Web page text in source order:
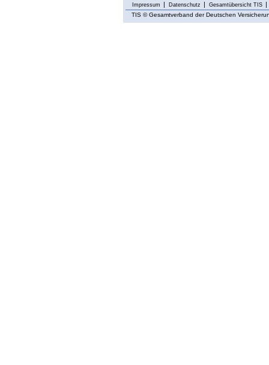
Impressum Datenschutz Gesamtübersicht TIS
TIS © Gesamtverband der Deutschen